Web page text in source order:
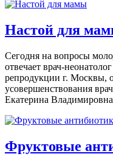
Настой для
Сегодня на вопросы
отвечает врач-
репродукции г. Москвы,
усовершенствования
Екатерина
Фруктовые